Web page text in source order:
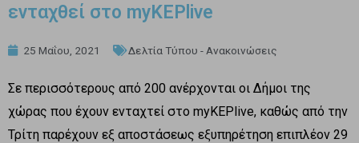
ενταχθεί στο myKEPlive
25 Μαΐου, 2021 Δελτία Τύπου - Ανακοινώσεις
Σε περισσότερους από 200 ανέρχονται οι Δήμοι της
χώρας που έχουν ενταχτεί στο myKEPlive, καθώς από την
Τρίτη παρέχουν εξ αποστάσεως εξυπηρέτηση επιπλέον 29